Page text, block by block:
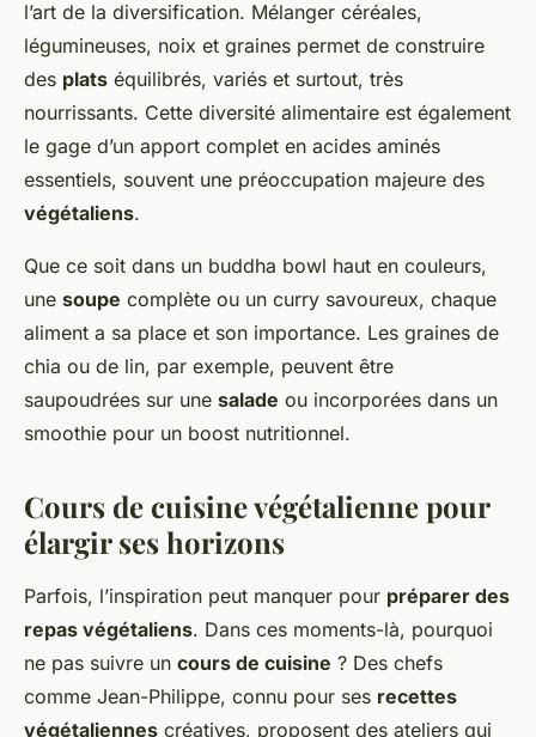
l’art de la diversification. Mélanger céréales,
légumineuses, noix et graines permet de construire
des plats équilibrés, variés et surtout, très
nourrissants. Cette diversité alimentaire est également
le gage d’un apport complet en acides aminés
essentiels, souvent une préoccupation majeure des
végétaliens.
Que ce soit dans un buddha bowl haut en couleurs,
une soupe complète ou un curry savoureux, chaque
aliment a sa place et son importance. Les graines de
chia ou de lin, par exemple, peuvent être
saupoudrées sur une salade ou incorporées dans un
smoothie pour un boost nutritionnel.
Cours de cuisine végétalienne pour
élargir ses horizons
Parfois, l’inspiration peut manquer pour préparer des
repas végétaliens. Dans ces moments-là, pourquoi
ne pas suivre un cours de cuisine ? Des chefs
comme Jean-Philippe, connu pour ses recettes
végétaliennes créatives, proposent des ateliers qui